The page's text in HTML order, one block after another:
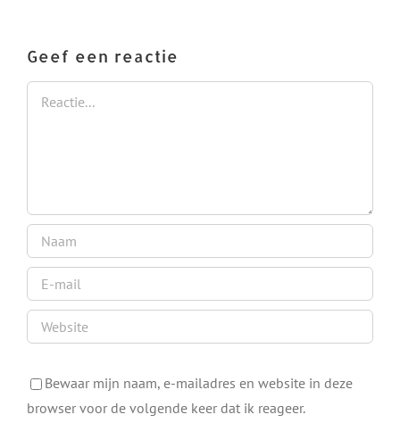
Geef een reactie
Bewaar mijn naam, e-mailadres en website in deze
browser voor de volgende keer dat ik reageer.